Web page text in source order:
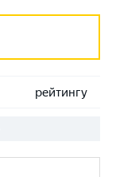
рейтингу